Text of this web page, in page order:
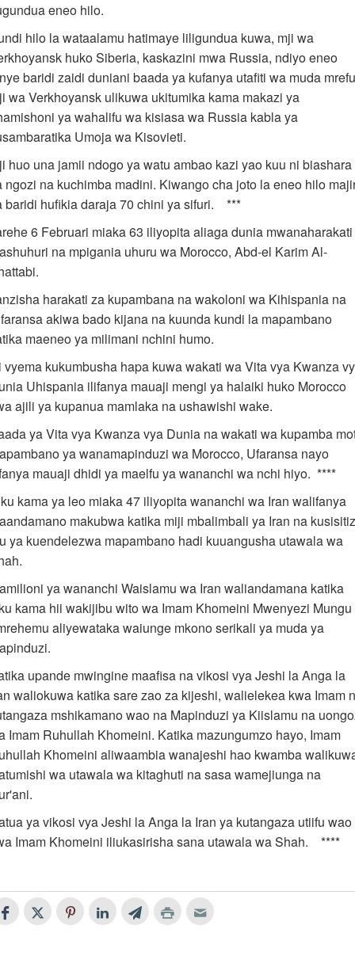
eneo hilo.
hilo la wataalamu hatimaye liligundua kuwa, mji wa
huko Siberia, kaskazini mwa Russia, ndiyo eneo
baridi zaidi duniani baada ya kufanya utafiti wa muda
wa Verkhoyansk ulikuwa ukitumika kama makazi ya
ya wahalifu wa kisiasa wa Russia kabla ya
Umoja wa Kisovieti.
huo una jamii ndogo ya watu ambao kazi yao kuu ni biashara
ngozi na kuchimba madini. Kiwango cha joto la eneo hilo
baridi hufikia daraja 70 chini ya sifuri. ***
6 Februari miaka 63 iliyopita aliaga dunia mwanaharakati
na mpigania uhuru wa Morocco, Abd-el Karim Al-
harakati za kupambana na wakoloni wa Kihispania na
akiwa bado kijana na kuunda kundi la mapambano
maeneo ya milimani nchini humo.
vyema kukumbusha hapa kuwa wakati wa Vita vya Kwanza
Uhispania ilifanya mauaji mengi ya halaiki huko Morocco
ajili ya kupanua mamlaka na ushawishi wake.
ya Vita vya Kwanza vya Dunia na wakati wa kupamba
ya wanamapinduzi wa Morocco, Ufaransa nayo
mauaji dhidi ya maelfu ya wananchi wa nchi hiyo. ****
kama ya leo miaka 47 iliyopita wananchi wa Iran walifanya
makubwa katika miji mbalimbali ya Iran na
ya kuendelezwa mapambano hadi kuuangusha utawala wa
ya wananchi Waislamu wa Iran waliandamana katika
kama hii wakijibu wito wa Imam Khomeini Mwenyezi Mungu
aliyewataka waiunge mkono serikali ya muda ya
upande mwingine maafisa na vikosi vya Jeshi la Anga la
waliokuwa katika sare zao za kijeshi, walielekea kwa Imam
mshikamano wao na Mapinduzi ya Kiislamu na
Imam Ruhullah Khomeini. Katika mazungumzo hayo, Imam
Khomeini aliwaambia wanajeshi hao kwamba
wa utawala wa kitaghuti na sasa wamejiunga na
ya vikosi vya Jeshi la Anga la Iran ya kutangaza utiifu wao
Imam Khomeini iliukasirisha sana utawala wa Shah. ****